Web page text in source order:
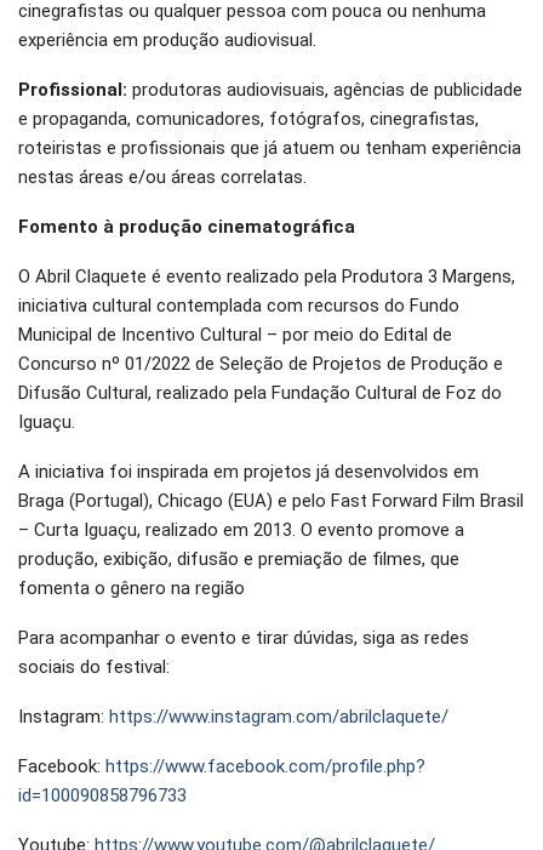
cinegrafistas ou qualquer pessoa com pouca ou nenhuma
experiência em produção audiovisual.
Profissional: produtoras audiovisuais, agências de publicidade
e propaganda, comunicadores, fotógrafos, cinegrafistas,
roteiristas e profissionais que já atuem ou tenham experiência
nestas áreas e/ou áreas correlatas.
Fomento à produção cinematográfica
O Abril Claquete é evento realizado pela Produtora 3 Margens,
iniciativa cultural contemplada com recursos do Fundo
Municipal de Incentivo Cultural – por meio do Edital de
Concurso nº 01/2022 de Seleção de Projetos de Produção e
Difusão Cultural, realizado pela Fundação Cultural de Foz do
Iguaçu.
A iniciativa foi inspirada em projetos já desenvolvidos em
Braga (Portugal), Chicago (EUA) e pelo Fast Forward Film Brasil
– Curta Iguaçu, realizado em 2013. O evento promove a
produção, exibição, difusão e premiação de filmes, que
fomenta o gênero na região
Para acompanhar o evento e tirar dúvidas, siga as redes
sociais do festival:
Instagram: https://www.instagram.com/abrilclaquete/
Facebook: https://www.facebook.com/profile.php?
id=100090858796733
Youtube: https://www.youtube.com/@abrilclaquete/